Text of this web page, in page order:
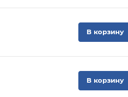
В корзину
В корзину